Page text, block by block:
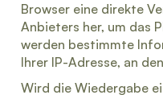
Browser eine direkte
Anbieters her, um das
werden bestimmte
Ihrer IP-Adresse, an
Wird die Wiedergabe